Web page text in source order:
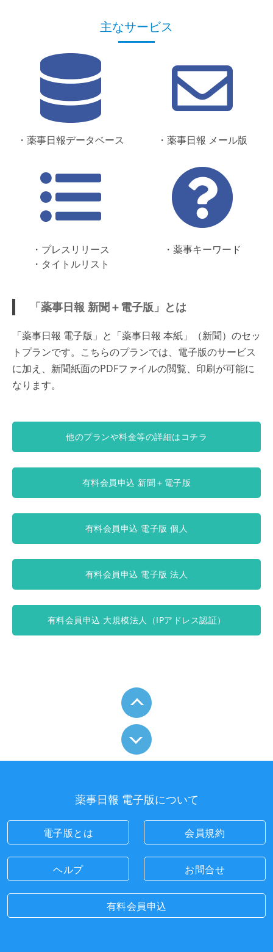
主なサービス
・薬事日報データベース ・薬事日報 メール版
・プレスリリース
・タイトルリスト
・薬事キーワード
「薬事日報 新聞＋電子版」とは
「薬事日報 電子版」と「薬事日報 本紙」（新聞）のセッ
トプランです。こちらのプランでは、電子版のサービス
に加え、新聞紙面のPDFファイルの閲覧、印刷が可能に
なります。
他のプランや料金等の詳細はコチラ
有料会員申込 新聞＋電子版
有料会員申込 電子版 個人
有料会員申込 電子版 法人
有料会員申込 大規模法人（IPアドレス認証）
薬事日報 電子版について
電子版とは 会員規約
ヘルプ お問合せ
有料会員申込